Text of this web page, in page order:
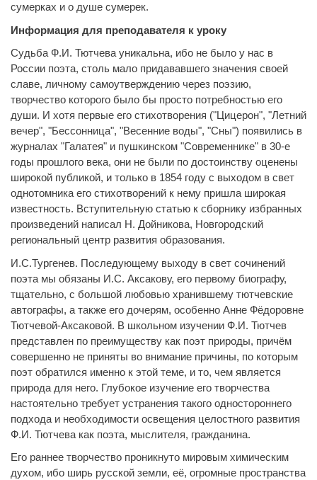
сумерках и о душе сумерек.
Информация для преподавателя к уроку
Судьба Ф.И. Тютчева уникальна, ибо не было у нас в
России поэта, столь мало придававшего значения своей
славе, личному самоутверждению через поэзию,
творчество которого было бы просто потребностью его
души. И хотя первые его стихотворения ("Цицерон", "Летний
вечер", "Бессонница", "Весенние воды", "Сны") появились в
журналах "Галатея" и пушкинском "Современнике" в 30-е
годы прошлого века, они не были по достоинству оценены
широкой публикой, и только в 1854 году с выходом в свет
однотомника его стихотворений к нему пришла широкая
известность. Вступительную статью к сборнику избранных
произведений написал Н. Дойникова, Новгородский
региональный центр развития образования.
И.С.Тургенев. Последующему выходу в свет сочинений
поэта мы обязаны И.С. Аксакову, его первому биографу,
тщательно, с большой любовью хранившему тютчевские
автографы, а также его дочерям, особенно Анне Фёдоровне
Тютчевой-Аксаковой. В школьном изучении Ф.И. Тютчев
представлен по преимуществу как поэт природы, причём
совершенно не приняты во внимание причины, по которым
поэт обратился именно к этой теме, и то, чем является
природа для него. Глубокое изучение его творчества
настоятельно требует устранения такого одностороннего
подхода и необходимости освещения целостного развития
Ф.И. Тютчева как поэта, мыслителя, гражданина.
Его раннее творчество проникнуто мировым химическим
духом, ибо ширь русской земли, её, огромные пространства